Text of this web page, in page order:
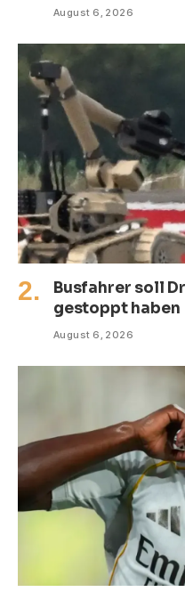
August 6, 2026
Busfahrer soll
gestoppt haben
August 6, 2026